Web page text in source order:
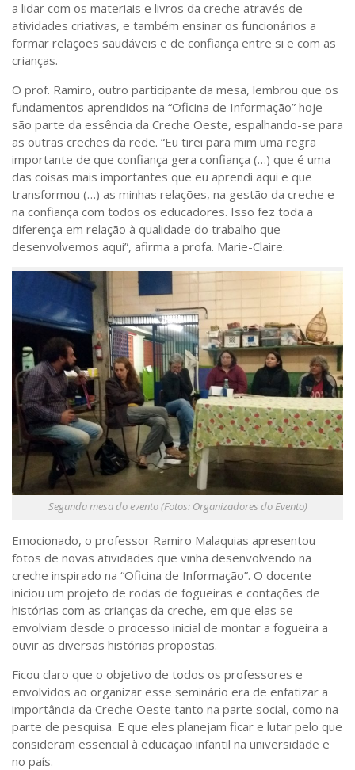
a lidar com os materiais e livros da creche através de
atividades criativas, e também ensinar os funcionários a
formar relações saudáveis e de confiança entre si e com as
crianças.
O prof. Ramiro, outro participante da mesa, lembrou que os
fundamentos aprendidos na “Oficina de Informação” hoje
são parte da essência da Creche Oeste, espalhando-se para
as outras creches da rede. “Eu tirei para mim uma regra
importante de que confiança gera confiança (…) que é uma
das coisas mais importantes que eu aprendi aqui e que
transformou (…) as minhas relações, na gestão da creche e
na confiança com todos os educadores. Isso fez toda a
diferença em relação à qualidade do trabalho que
desenvolvemos aqui”, afirma a profa. Marie-Claire.
Segunda mesa do evento (Fotos: Organizadores do Evento)
Emocionado, o professor Ramiro Malaquias apresentou
fotos de novas atividades que vinha desenvolvendo na
creche inspirado na “Oficina de Informação”. O docente
iniciou um projeto de rodas de fogueiras e contações de
histórias com as crianças da creche, em que elas se
envolviam desde o processo inicial de montar a fogueira a
ouvir as diversas histórias propostas.
Ficou claro que o objetivo de todos os professores e
envolvidos ao organizar esse seminário era de enfatizar a
importância da Creche Oeste tanto na parte social, como na
parte de pesquisa. E que eles planejam ficar e lutar pelo que
consideram essencial à educação infantil na universidade e
no país.